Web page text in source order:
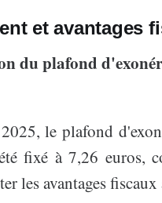
et avantages
du plafond
le plafond
fixé à 7,26 euros,
les avantages